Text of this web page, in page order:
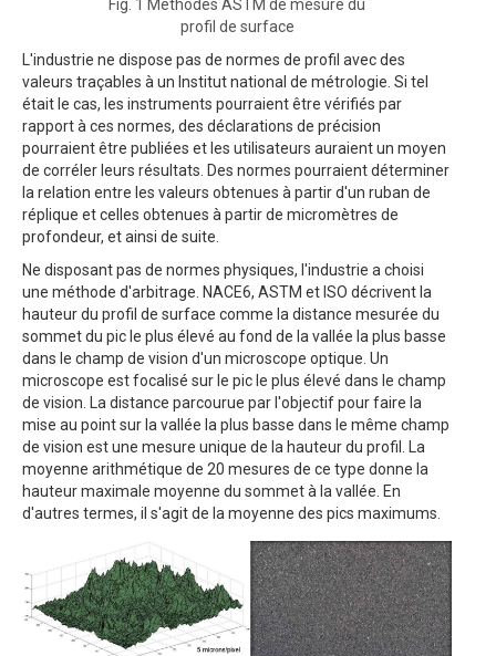
Fig. 1 Méthodes ASTM de mesure du
profil de surface
L'industrie ne dispose pas de normes de profil avec des
valeurs traçables à un Institut national de métrologie. Si tel
était le cas, les instruments pourraient être vérifiés par
rapport à ces normes, des déclarations de précision
pourraient être publiées et les utilisateurs auraient un moyen
de corréler leurs résultats. Des normes pourraient déterminer
la relation entre les valeurs obtenues à partir d'un ruban de
réplique et celles obtenues à partir de micromètres de
profondeur, et ainsi de suite.
Ne disposant pas de normes physiques, l'industrie a choisi
une méthode d'arbitrage. NACE6, ASTM et ISO décrivent la
hauteur du profil de surface comme la distance mesurée du
sommet du pic le plus élevé au fond de la vallée la plus basse
dans le champ de vision d'un microscope optique. Un
microscope est focalisé sur le pic le plus élevé dans le champ
de vision. La distance parcourue par l'objectif pour faire la
mise au point sur la vallée la plus basse dans le même champ
de vision est une mesure unique de la hauteur du profil. La
moyenne arithmétique de 20 mesures de ce type donne la
hauteur maximale moyenne du sommet à la vallée. En
d'autres termes, il s'agit de la moyenne des pics maximums.